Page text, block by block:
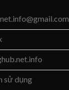
sử dụng